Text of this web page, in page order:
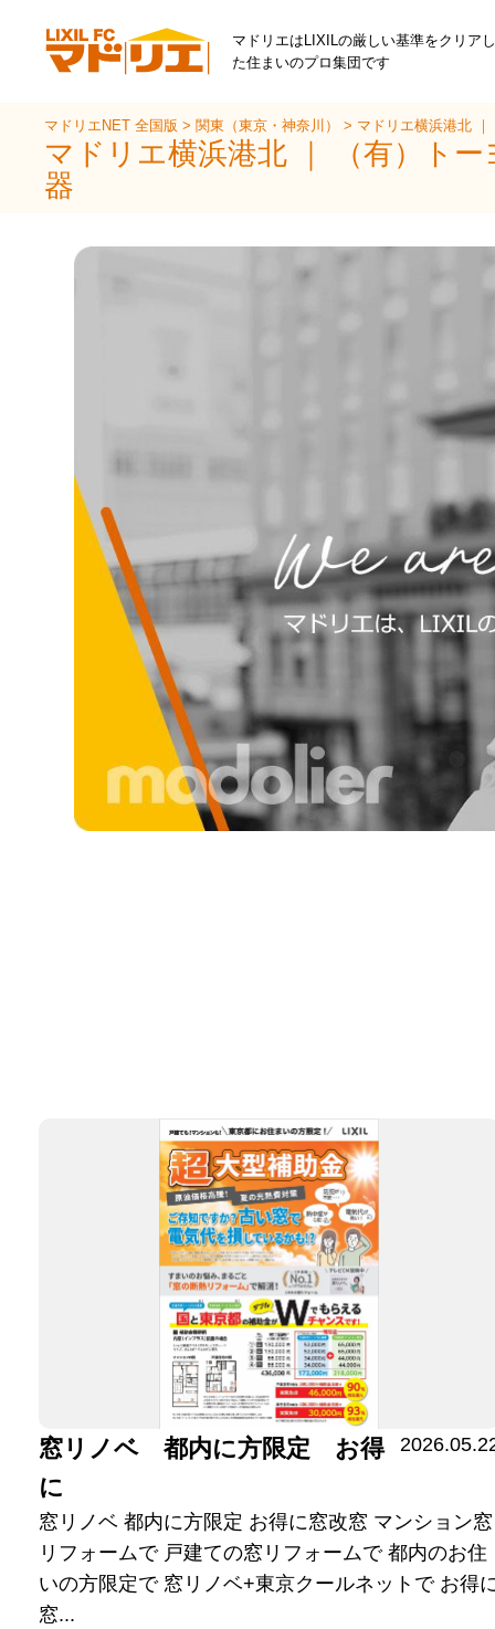
マドリエはLIXILの厳しい基準をクリア
た住まいのプロ集団です
マドリエNET 全国版> 関東（東京・神奈川）> マドリエ横浜港北
マドリエ横浜港北 ｜ （有）ト
器
窓リノベ 都内に方限定 お得
に
窓リノベ 都内に方限定 お得に窓改窓 マンション窓
リフォームで 戸建ての窓リフォームで 都内のお住
いの方限定で 窓リノベ+東京クールネットで お得
窓...